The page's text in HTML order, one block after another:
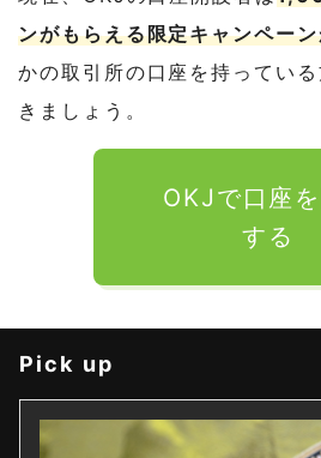
ンがもらえる限定キャンペー
かの取引所の口座を持ってい
きましょう。
OKJで口座
する
Pick up